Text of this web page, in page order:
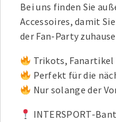
Bei uns finden Sie
Accessoires, damit
der Fan-Party
Trikots, Fanartikel
Perfekt für die
Nur solange der
INTERSPORT-